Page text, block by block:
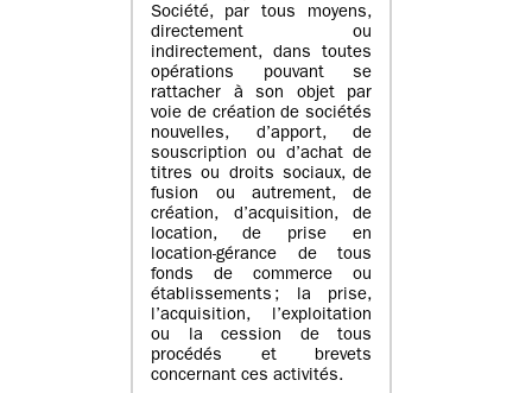
Société, par tous moyens,
directement ou
indirectement, dans toutes
opérations pouvant se
rattacher à son objet par
voie de création de sociétés
nouvelles, d’apport, de
souscription ou d’achat de
titres ou droits sociaux, de
fusion ou autrement, de
création, d’acquisition, de
location, de prise en
location-gérance de tous
fonds de commerce ou
établissements ; la prise,
l’acquisition, l’exploitation
ou la cession de tous
procédés et brevets
concernant ces activités.